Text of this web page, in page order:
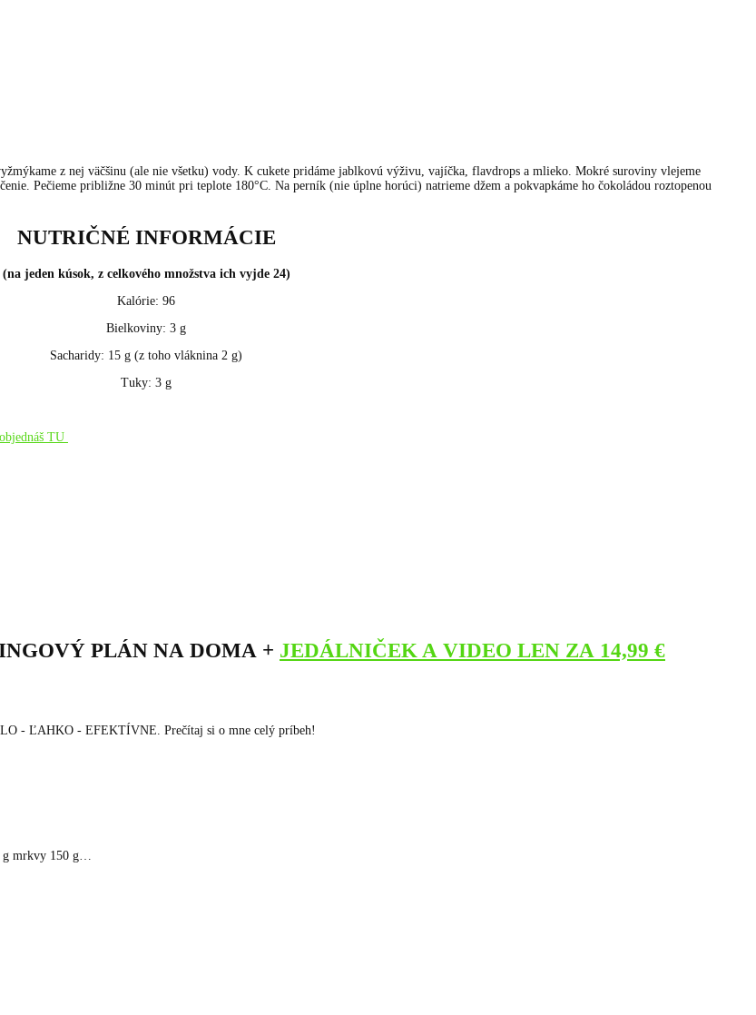
z nej väčšinu (ale nie všetku) vody. K cukete pridáme jablkovú výživu, vajíčka, flavdrops a mlieko. Mokré suroviny vlejeme
Pečieme približne 30 minút pri teplote 180°C. Na perník (nie úplne horúci) natrieme džem a pokvapkáme ho čokoládou roztopenou
NUTRIČNÉ INFORMÁCIE
(na jeden kúsok, z celkového množstva ich vyjde 24)
Kalórie: 96
Bielkoviny: 3 g
Sacharidy: 15 g (z toho vláknina 2 g)
Tuky: 3 g
objednáš TU
PLÁN NA DOMA + JEDÁLNIČEK A VIDEO LEN ZA 14,99 €
- ĽAHKO - EFEKTÍVNE. Prečítaj si o mne celý príbeh!
mrkvy 150 g…